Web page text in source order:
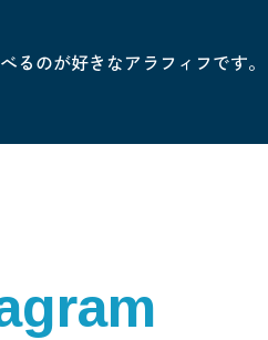
るのが好きなアラフィフです。